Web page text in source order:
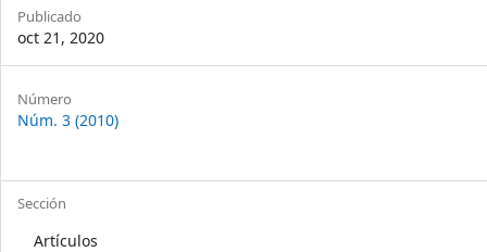
Publicado
oct 21, 2020
Article
Details
Número
Núm. 3 (2010)
Sección
Artículos